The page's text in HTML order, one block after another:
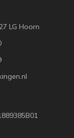
LG Hoorn